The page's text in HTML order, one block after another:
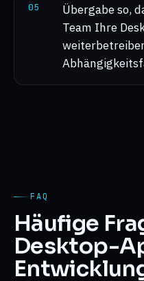
05
Übergabe so,
Team Ihre
FAQ
Häufige
Desktop-